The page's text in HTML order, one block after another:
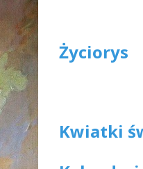
Życiorys
Kwiatki